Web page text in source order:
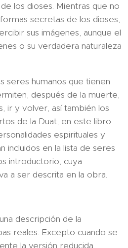
los dioses. Mientras que no
secretas de los dioses,
sus imágenes, aunque el
o su verdadera naturaleza
seres humanos que tienen
después de la muerte,
ir y volver, así también los
de la Duat, en este libro
espirituales y
incluidos en la lista de seres
introductorio, cuya
a ser descrita en la obra.
descripción de la
reales. Excepto cuando se
la versión reducida,